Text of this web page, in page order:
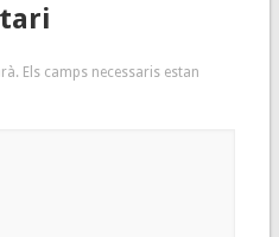
Els camps necessaris estan